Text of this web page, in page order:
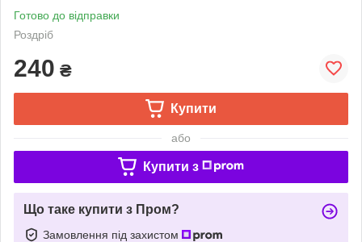
Готово до відправки
Роздріб
240 ₴
Купити
або
Купити з
Що таке купити з Пром?
Замовлення під захистом